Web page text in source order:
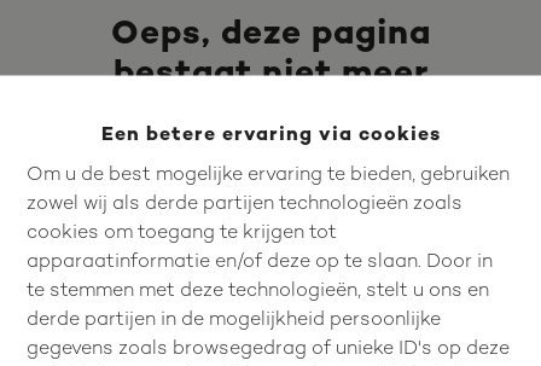
Een betere ervaring via cookies
Om u de best mogelijke ervaring te bieden, gebruiken
zowel wij als derde partijen technologieën zoals
cookies om toegang te krijgen tot
apparaatinformatie en/of deze op te slaan. Door in
te stemmen met deze technologieën, stelt u ons en
derde partijen in de mogelijkheid persoonlijke
gegevens zoals browsegedrag of unieke ID's op deze
Oeps, deze pagina
bestaat niet meer